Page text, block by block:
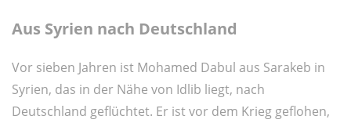
Aus Syrien nach Deutschland
Vor sieben Jahren ist Mohamed Dabul aus Sarakeb in
Syrien, das in der Nähe von Idlib liegt, nach
Deutschland geflüchtet. Er ist vor dem Krieg geflohen,